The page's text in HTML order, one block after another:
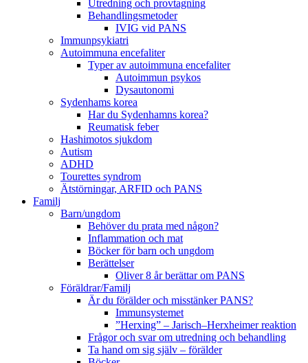
Utredning och provtagning
Behandlings­metoder
IVIG vid PANS
Immunpsykiatri
Autoimmuna encefaliter
Typer av autoimmuna encefaliter
Autoimmun psykos
Dysautonomi
Sydenhams korea
Har du Sydenhamns korea?
Reumatisk feber
Hashimotos sjukdom
Autism
ADHD
Tourettes syndrom
Ätstörningar, ARFID och PANS
Familj
Barn/ungdom
Behöver du prata med någon?
Inflammation och mat
Böcker för barn och ungdom
Berättelser
Oliver 8 år berättar om PANS
Föräldrar/Familj
Är du förälder och misstänker PANS?
Immunsystemet
”Herxing” – Jarisch–Herxheimer reaktion
Frågor och svar om utredning och behandling
Ta hand om sig själv – förälder